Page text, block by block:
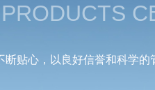
PRODUCTS
断贴心，以良好信誉和科学的